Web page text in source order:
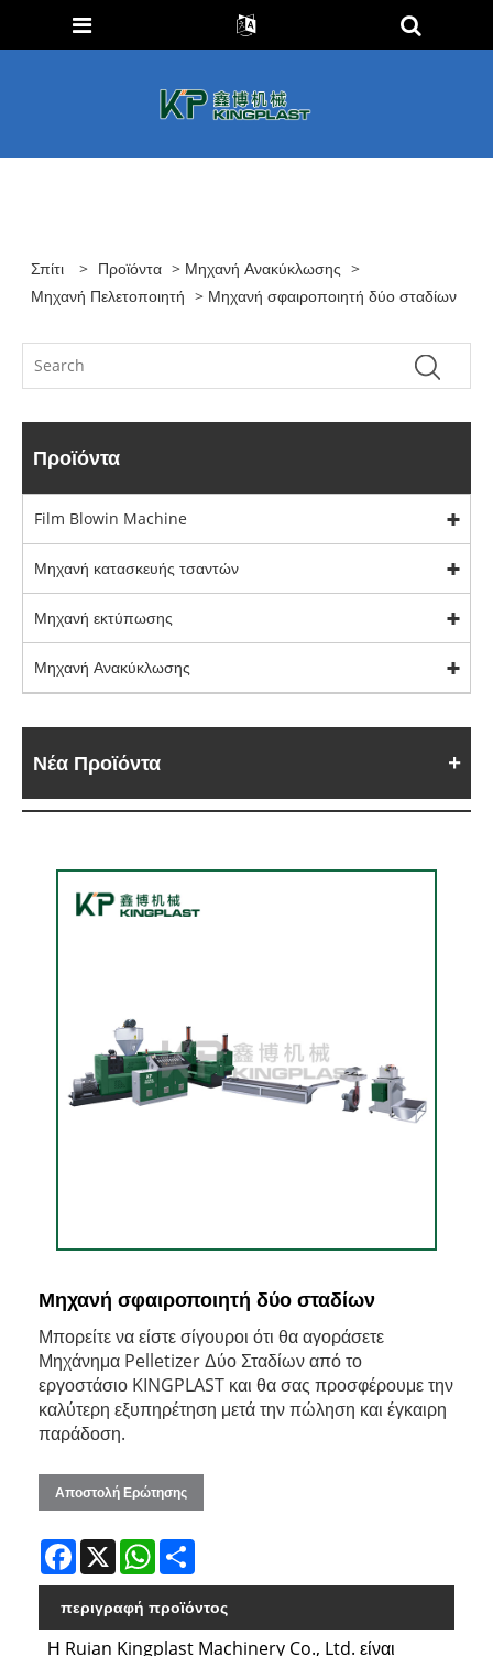
Σπίτι > Προϊόντα > Μηχανή Ανακύκλωσης >
Μηχανή Πελετοποιητή > Μηχανή σφαιροποιητή δύο σταδίων
Προϊόντα
Film Blowin Machine
Μηχανή κατασκευής τσαντών
Μηχανή εκτύπωσης
Μηχανή Ανακύκλωσης
Νέα Προϊόντα
Μηχανή σφαιροποιητή δύο σταδίων
Μπορείτε να είστε σίγουροι ότι θα αγοράσετε
Μηχάνημα Pelletizer Δύο Σταδίων από το
εργοστάσιο KINGPLAST και θα σας προσφέρουμε την
καλύτερη εξυπηρέτηση μετά την πώληση και έγκαιρη
παράδοση.
Αποστολή Ερώτησης
Facebook
X WhatsApp
περιγραφή προϊόντος
Η Ruian Kingplast Machinery Co., Ltd. είναι